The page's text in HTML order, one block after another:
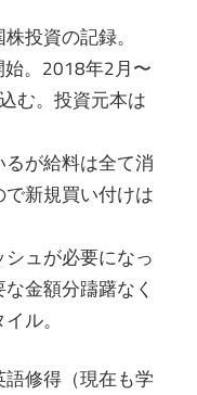
投資の記録。
。2018年2月〜
む。投資元本は
が給料は全て消
新規買い付けは
ュが必要になっ
金額分躊躇なく
ル。
修得（現在も学